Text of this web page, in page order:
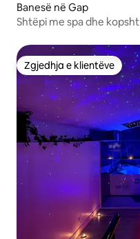
Banesë në Gap
Shtëpi me spa dhe kopsht
Zgjedhja e klientëve
Zgjedhja e klientëve